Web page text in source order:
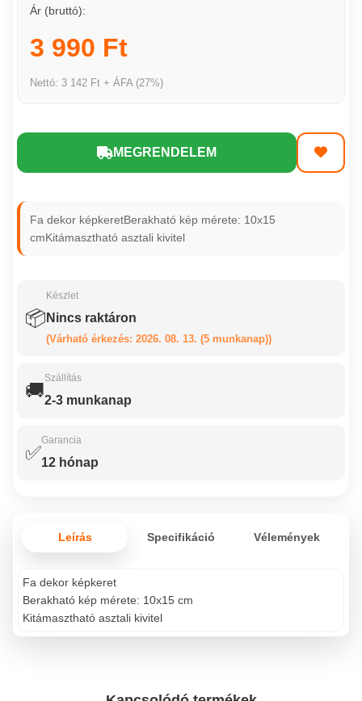
Ár (bruttó):
3 990 Ft
Nettó: 3 142 Ft + ÁFA (27%)
MEGRENDELEM
Fa dekor képkeretBerakható kép mérete: 10x15
cmKitámasztható asztali kivitel
📦
Készlet
Nincs raktáron
(Várható érkezés: 2026. 08. 13. (5 munkanap))
🚚
Szállítás
2-3 munkanap
✅
Garancia
12 hónap
Leírás Specifikáció Vélemények
Fa dekor képkeret
Berakható kép mérete: 10x15 cm
Kitámasztható asztali kivitel